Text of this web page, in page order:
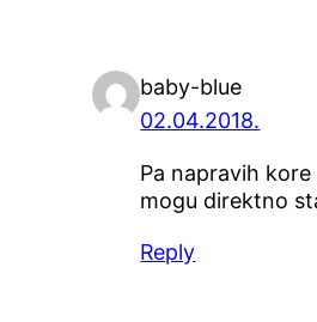
baby-blue
02.04.2018.
Pa napravih
mogu direktno
Reply